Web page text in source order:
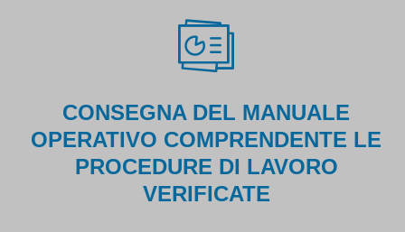
CONSEGNA DEL MANUALE
OPERATIVO COMPRENDENTE LE
PROCEDURE DI LAVORO
VERIFICATE